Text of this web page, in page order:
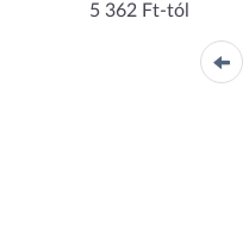
5 362 Ft-tól